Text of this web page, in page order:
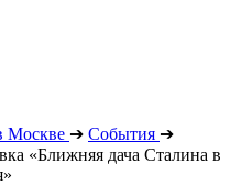
Москве ➔ События ➔
«Ближняя дача Сталина в